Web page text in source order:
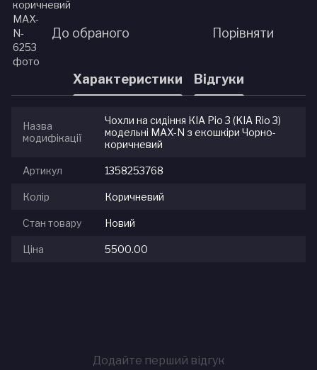
До обраного Порівняти
Характеристики Відгуки
Назва
модифікації
Чохли на сидіння КІА Ріо 3 (KIA Rio 3)
модельні MAX-N з екошкіри Чорно-
коричневий
Артикул 1358253768
Колір Коричневий
Стан товару Новий
Ціна 5500.00
Додайте перший відгук